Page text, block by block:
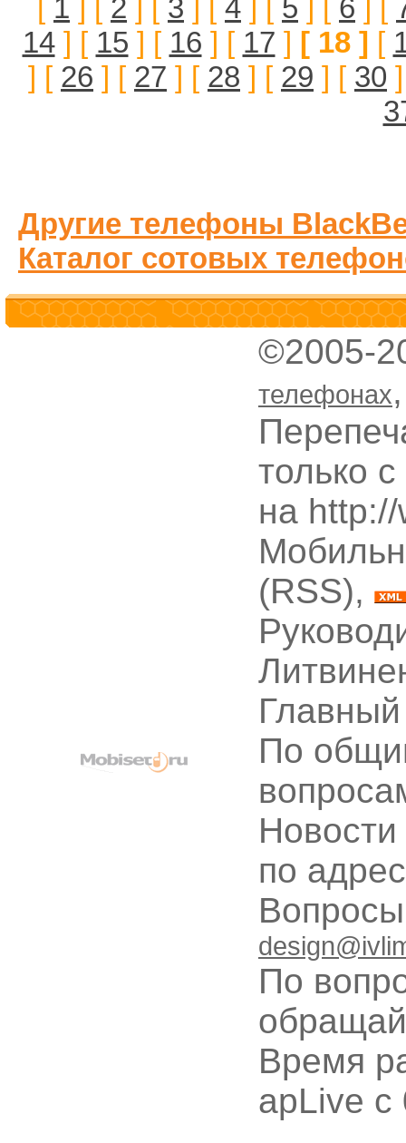
1 2 3 4 5 6
14] [ 15 ] [ 16 ] [ 17 ] [ 18 ] [
] [ 26 ] [ 27 ] [ 28 ] [ 29 ] [ 30
Другие телефоны
Каталог сотовых
©2005-
телефонах
только
на
(RSS),
По
по
По
Время
apLive c